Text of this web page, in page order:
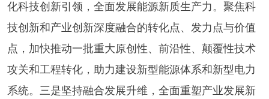
化科技创新引领，全面发展能源新质生产力。聚焦科
技创新和产业创新深度融合的转化点、发力点与价值
点，加快推动一批重大原创性、前沿性、颠覆性技术
攻关和工程转化，助力建设新型能源体系和新型电力
系统。三是坚持融合发展升维，全面重塑产业发展新